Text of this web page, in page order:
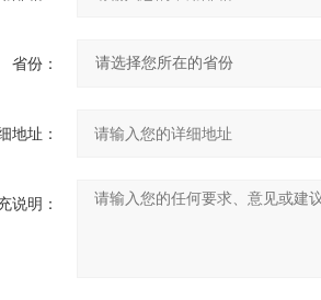
省份：
地址：
说明：